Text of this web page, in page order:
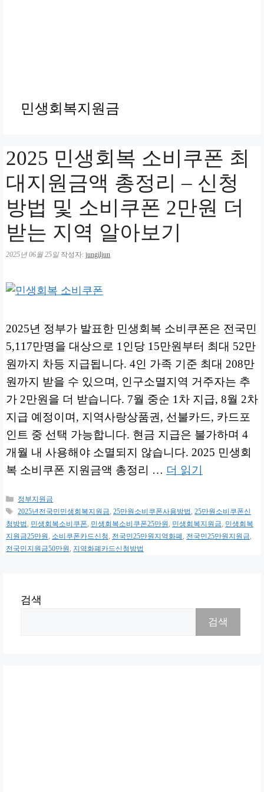
민생회복지원금
2025 민생회복 소비쿠폰 최
대지원금액 총정리 – 신청
방법 및 소비쿠폰 2만원 더
받는 지역 알아보기
2025년 06월 25일 작성자: jungiljun
2025년 정부가 발표한 민생회복 소비쿠폰은 전국민
5,117만명을 대상으로 1인당 15만원부터 최대 52만
원까지 차등 지급됩니다. 4인 가족 기준 최대 208만
원까지 받을 수 있으며, 인구소멸지역 거주자는 추
가 2만원을 더 받습니다. 7월 중순 1차 지급, 8월 2차
지급 예정이며, 지역사랑상품권, 선불카드, 카드포
인트 중 선택 가능합니다. 현금 지급은 불가하며 4
개월 내 사용해야 소멸되지 않습니다. 2025 민생회
복 소비쿠폰 지원금액 총정리 … 더 읽기
카
테
고
리
정부지원금
태
그
2025년전국민민생회복지원금,25만원소비쿠폰사용방법,25만원소비쿠폰신
청방법, 민생회복소비쿠폰, 민생회복소비쿠폰25만원, 민생회복지원금, 민생회복
지원금25만원, 소비쿠폰카드신청, 전국민25만원지역화폐 , 전국민25만원지원금,
전국민지원금50만원, 지역화폐카드신청방법
검색
검색